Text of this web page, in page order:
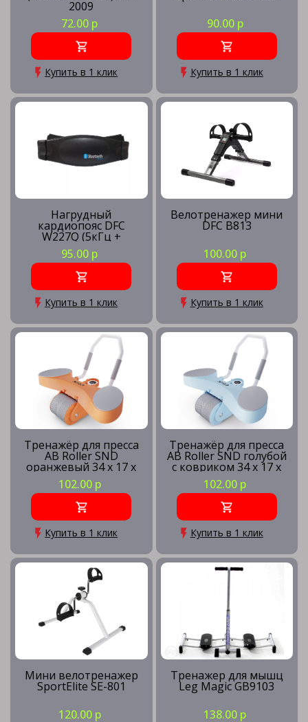
Тренажеры для ног
Тренажеры для позвоночника
Тренажеры для пресса
Тренажеры для рук
Тренажеры для спины
Кроссоверы тренажеры
Уличные тренажеры
2009
72.00 р
Купить в 1 клик
90.00 р
Купить в 1 клик
Нагрудный
кардиопояс DFC
W227Q (5кГц +
Bluetooth)
95.00 р
Купить в 1 клик
Велотренажер мини
DFC B813
100.00 р
Купить в 1 клик
Тренажёр для пресса
AB Roller SND
оранжевый 34 х 17 x
0.6 cм
102.00 р
Купить в 1 клик
Тренажёр для пресса
AB Roller SND голубой
с ковриком 34 х 17 x
0.6 cм
102.00 р
Купить в 1 клик
Мини велотренажер
SportElite SE-801
120.00 р
Тренажер для мышц
Leg Magic GB9103
138.00 р